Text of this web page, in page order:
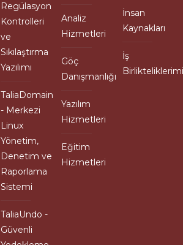
Regülasyon
Kontrolleri
ve
Sıkılaştırma
Yazılımı
TaliaDomain
- Merkezi
Linux
Yönetim,
Denetim ve
Raporlama
Sistemi
TaliaUndo -
Güvenli
Analiz
Hizmetleri
Göç
Danışmanlığı
Yazılım
Hizmetleri
Eğitim
Hizmetleri
İnsan
Kaynakları
İş